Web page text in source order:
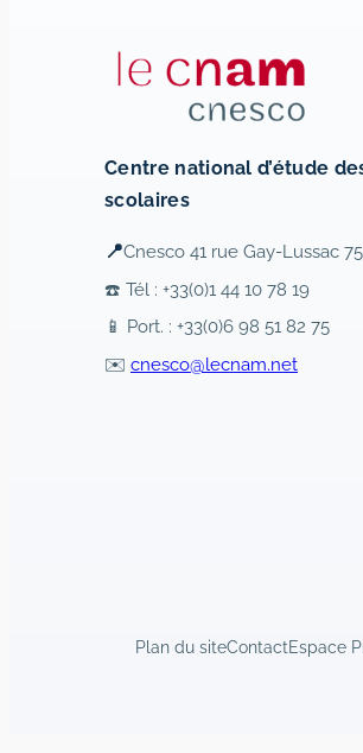
Centre national d’étude
scolaires
📍Cnesco 41 rue Gay-Lussac
☎️ Tél : +33(0)1 44 10 78 19
📱 Port. : +33(0)6 98 51 82 75
✉️ cnesco@lecnam.net
Plan du siteContactEspace